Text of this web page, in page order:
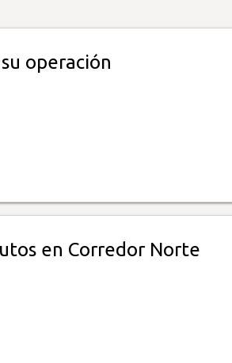
operación
en Corredor Norte